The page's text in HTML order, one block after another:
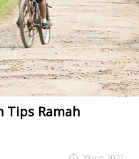
Tips Ramah